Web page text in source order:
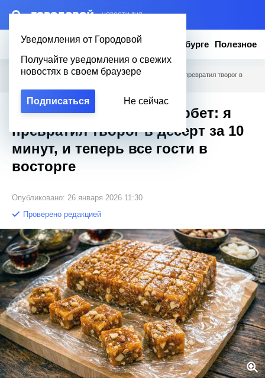
– НОВОСТИ ДНЯ
Уведомления от Городовой
Получайте уведомления о свежих
новостях в своем браузере
Подписаться Не сейчас
Новости Эксклюзив Вопросы о Петербурге Полезное
Городовой Полезное / Вместо сырников — шербет: я превратил творог в
Вместо сырников — шербет: я
превратил творог в десерт за 10
минут, и теперь все гости в
восторге
Опубликовано: 26 января 2026 11:30
Проверено редакцией